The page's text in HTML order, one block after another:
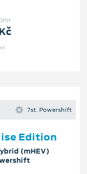
7st. Powershift
Edition
(mHEV)